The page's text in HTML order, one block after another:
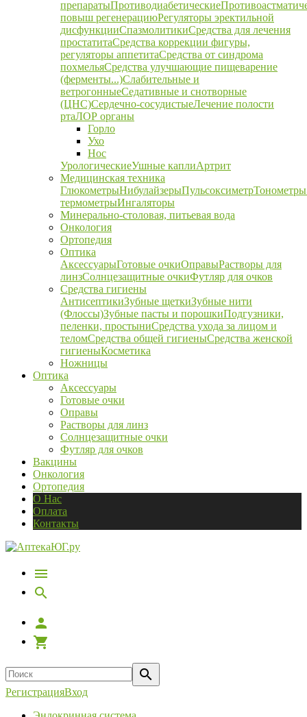
препаратыПротиводиабетические
повыш регенерациюРегуляторы эректильной
дисфункцииСпазмолитикиСредства для лечения
простатитаСредства коррекции фигуры,
регуляторы аппетитаСредства от синдрома
похмельяСредства улучшающие пищеварение
(ферменты...)Слабительные и
ветрогонныеСедативные и снотворные
(ЦНС)Сердечно-сосудистыеЛечение полости
ртаЛОР органы
Горло
Ухо
Нос
УрологическиеУшные каплиАртрит
Медицинская техника
ГлюкометрыНибулайзерыПульсоксиметрТонометры
термометрыИнгаляторы
Минерально-столовая, питьевая вода
Онкология
Ортопедия
Оптика
АксессуарыГотовые очкиОправыРастворы для
линзСолнцезащитные очкиФутляр для очков
Средства гигиены
АнтисептикиЗубные щеткиЗубные нити
(Флоссы)Зубные пасты и порошкиПодгузники,
пеленки, простыниСредства ухода за лицом и
теломСредства общей гигиеныСредства женской
гигиеныКосметика
Ножницы
Оптика
Аксессуары
Готовые очки
Оправы
Растворы для линз
Солнцезащитные очки
Футляр для очков
Вакцины
Онкология
Ортопедия
О Нас
Оплата
Контакты
РегистрацияВход